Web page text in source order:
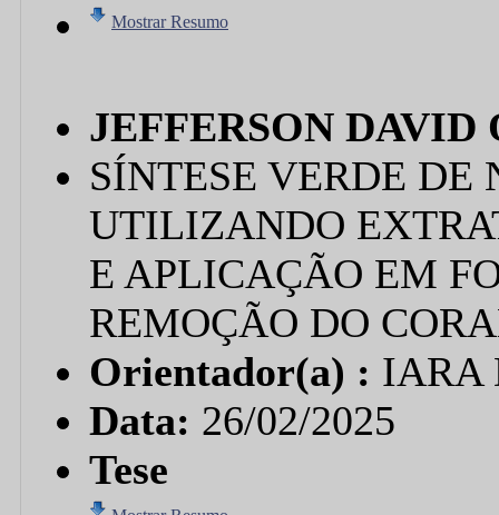
Mostrar Resumo
JEFFERSON
SÍNTESE VERDE DE
UTILIZANDO
E APLICAÇÃO EM
REMOÇÃO DO
Orientador(a) : IARA
Data: 26/02/2025
Tese